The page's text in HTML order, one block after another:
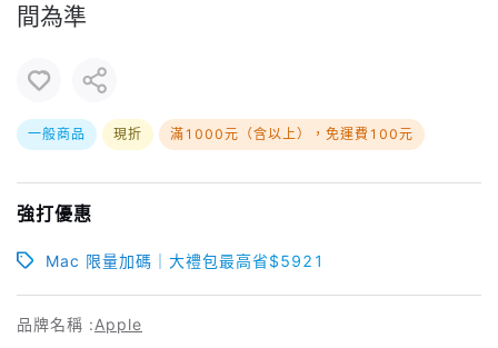
間為準
一般商品 現折 滿1000元（含以上），免運費100元
強打優惠
Mac 限量加碼｜大禮包最高省$5921
品牌名稱 :Apple